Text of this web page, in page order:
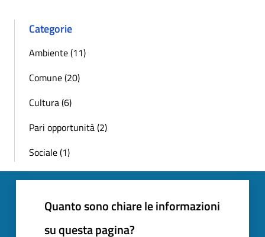
Categorie
Ambiente (11)
Comune (20)
Cultura (6)
Pari opportunità (2)
Sociale (1)
Quanto sono chiare le informazioni
su questa pagina?